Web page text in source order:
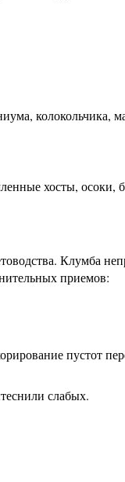
колокольчика,
хосты, осоки,
Клумба
приемов:
пустот
слабых.